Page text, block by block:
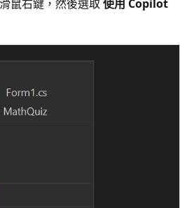
鼠右鍵，然後選取 使用 Copilot